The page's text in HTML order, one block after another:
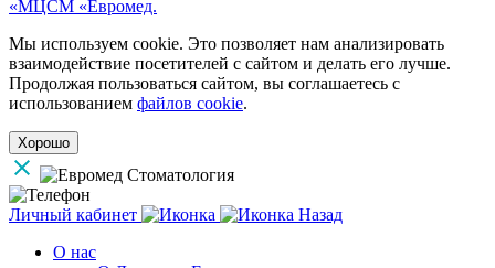
«МЦСМ «Евромед.
Мы используем cookie. Это позволяет нам анализировать
взаимодействие посетителей с сайтом и делать его лучше.
Продолжая пользоваться сайтом, вы соглашаетесь с
использованием файлов cookie.
Хорошо
Личный кабинет
Назад
О нас